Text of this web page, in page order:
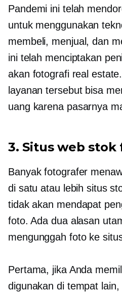
Pandemi ini telah
untuk menggunakan
membeli, menjual, dan
ini telah menciptakan
akan fotografi real
layanan tersebut bisa
uang karena pasarnya
3. Situs web stok
Banyak fotografer
di satu atau lebih situs
tidak akan mendapat
foto. Ada dua alasan
mengunggah foto ke
Pertama, jika Anda
digunakan di tempat